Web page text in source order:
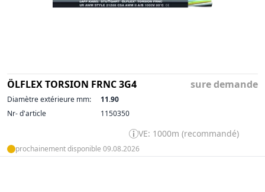
ÖLFLEX TORSION FRNC 3G4 sure demande
Diamètre extérieure mm:
11.90
Nr- d'article
1150350
VE: 1000m (recommandé)
prochainement disponible 09.08.2026